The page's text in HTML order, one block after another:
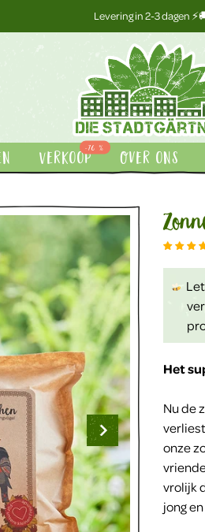
Levering in 2-3 dagen
Verkoop
-76 %
Over ons
Het
Nu de
onze
vrolijk
jong